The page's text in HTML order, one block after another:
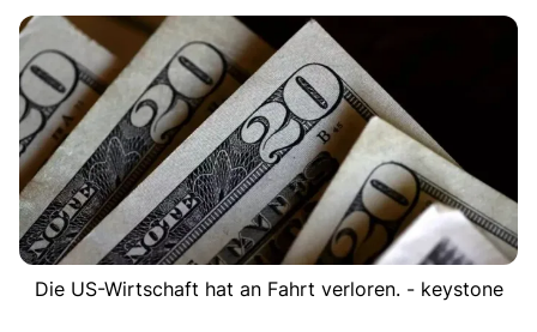
Die US-Wirtschaft hat an Fahrt verloren. - keystone